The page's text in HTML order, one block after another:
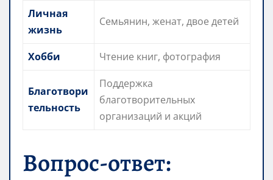
Личная
жизнь
Семьянин, женат, двое детей
Хобби Чтение книг, фотография
Благотвори
тельность
Поддержка
благотворительных
организаций и акций
Вопрос-ответ: